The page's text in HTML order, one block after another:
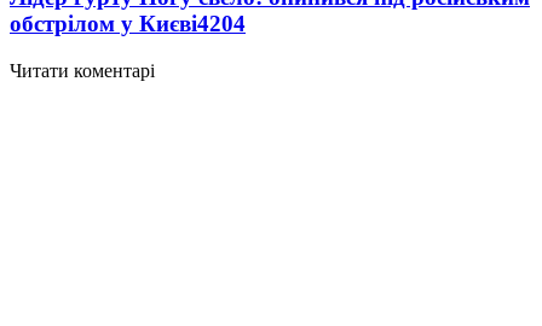
обстрілом у Києві4204
Читати коментарі